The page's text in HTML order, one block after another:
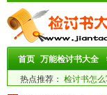
首页 万能检讨书大全
热点推荐： 检讨书怎